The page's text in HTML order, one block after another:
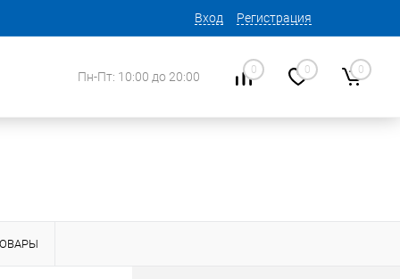
Вход Регистрация
Пн-Пт: 10:00 до 20:00 0 0 0